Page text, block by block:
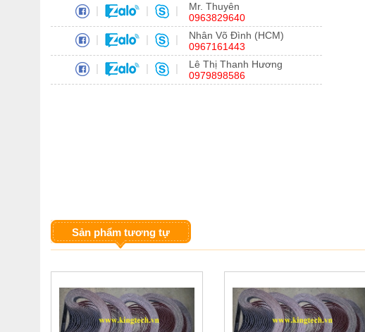
| | |
Mr. Thuyên
0963829640
| | |
Nhân Võ Đình (HCM)
0967161443
| | |
Lê Thị Thanh Hương
0979898586
Sản phẩm tương tự